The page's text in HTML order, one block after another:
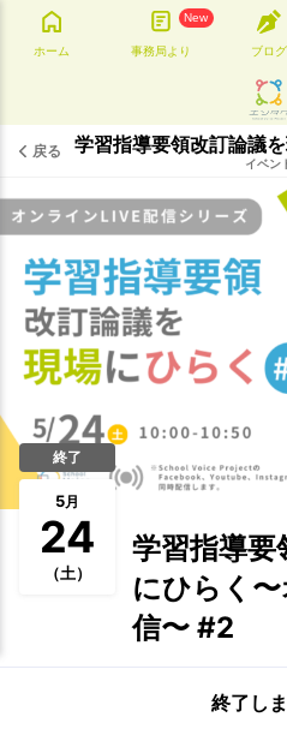
ホーム
New
事務局より ブログ
戻る
イベン
終了
5月
24
（土）
学習指導要
にひらく
信〜 #2
終了し